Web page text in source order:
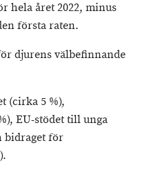
hela året 2022, minus
första raten.
djurens välbefinnande
(cirka 5 %),
EU-stödet till unga
bidraget för